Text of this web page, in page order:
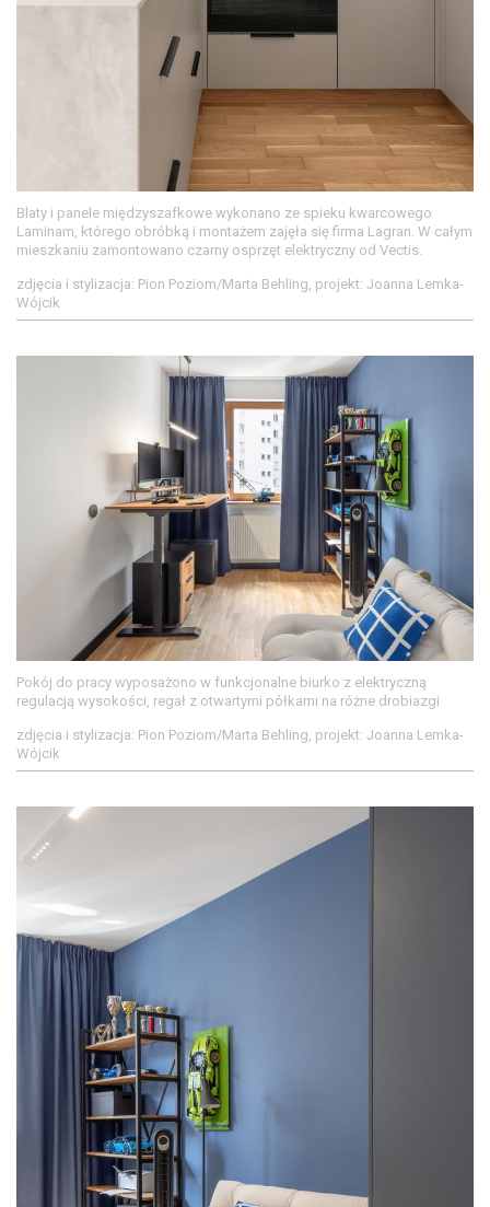
Blaty i panele międzyszafkowe wykonano ze spieku kwarcowego
Laminam, którego obróbką i montażem zajęła się firma Lagran. W całym
mieszkaniu zamontowano czarny osprzęt elektryczny od Vectis.
zdjęcia i stylizacja: Pion Poziom/Marta Behling, projekt: Joanna Lemka-
Wójcik
Pokój do pracy wyposażono w funkcjonalne biurko z elektryczną
regulacją wysokości, regał z otwartymi półkami na różne drobiazgi
zdjęcia i stylizacja: Pion Poziom/Marta Behling, projekt: Joanna Lemka-
Wójcik